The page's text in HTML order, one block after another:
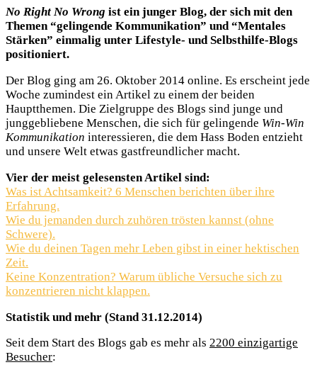
No Right No Wrong ist ein junger Blog, der sich mit den
Themen “gelingende Kommunikation” und “Mentales
Stärken” einmalig unter Lifestyle- und Selbsthilfe-Blogs
positioniert.
Der Blog ging am 26. Oktober 2014 online. Es erscheint jede
Woche zumindest ein Artikel zu einem der beiden
Hauptthemen. Die Zielgruppe des Blogs sind junge und
junggebliebene Menschen, die sich für gelingende Win-Win
Kommunikation interessieren, die dem Hass Boden entzieht
und unsere Welt etwas gastfreundlicher macht.
Vier der meist gelesensten Artikel sind:
Was ist Achtsamkeit? 6 Menschen berichten über ihre
Erfahrung.
Wie du jemanden durch zuhören trösten kannst (ohne
Schwere).
Wie du deinen Tagen mehr Leben gibst in einer hektischen
Zeit.
Keine Konzentration? Warum übliche Versuche sich zu
konzentrieren nicht klappen.
Statistik und mehr (Stand 31.12.2014)
Seit dem Start des Blogs gab es mehr als 2200 einzigartige
Besucher: